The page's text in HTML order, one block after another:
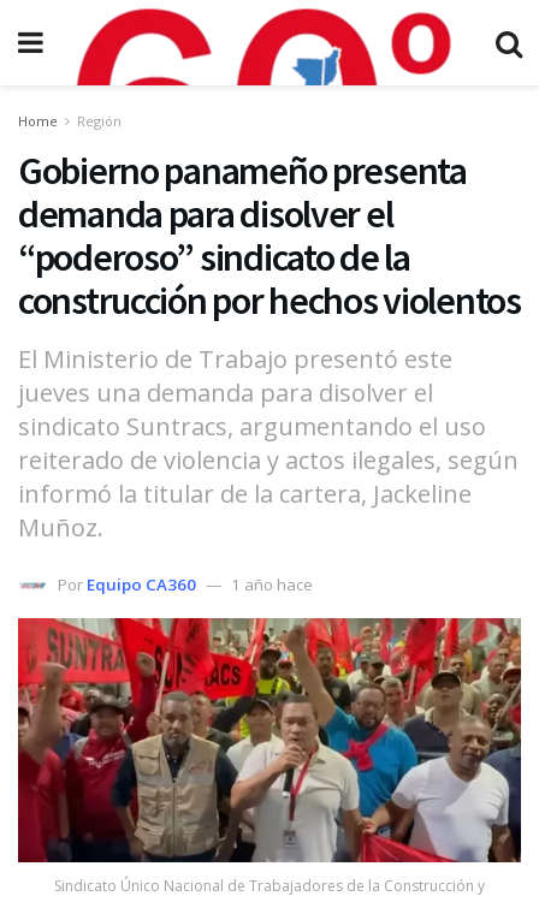
Home Región
Gobierno panameño presenta
demanda para disolver el
“poderoso” sindicato de la
construcción por hechos violentos
El Ministerio de Trabajo presentó este
jueves una demanda para disolver el
sindicato Suntracs, argumentando el uso
reiterado de violencia y actos ilegales, según
informó la titular de la cartera, Jackeline
Muñoz.
Por Equipo CA360 1 año hace
Sindicato Único Nacional de Trabajadores de la Construcción y